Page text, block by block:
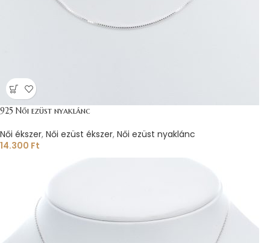
925 Női ezüst nyaklánc
Női ékszer, Női ezüst ékszer, Női ezüst nyaklánc
14.300 Ft